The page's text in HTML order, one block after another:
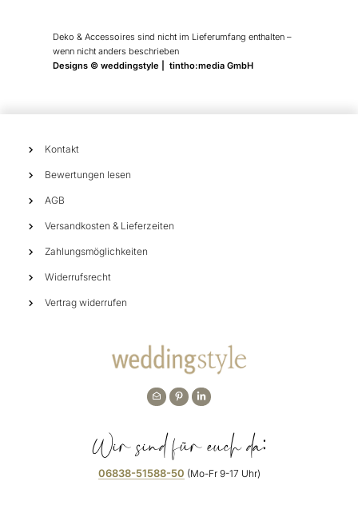
Deko & Accessoires sind nicht im Lieferumfang enthalten –
wenn nicht anders beschrieben
Designs © weddingstyle | tintho:media GmbH
Kontakt
Bewertungen lesen
AGB
Versandkosten & Lieferzeiten
Zahlungsmöglichkeiten
Widerrufsrecht
Vertrag widerrufen
Wir sind für euch da:
06838-51588-50 (Mo-Fr 9-17 Uhr)